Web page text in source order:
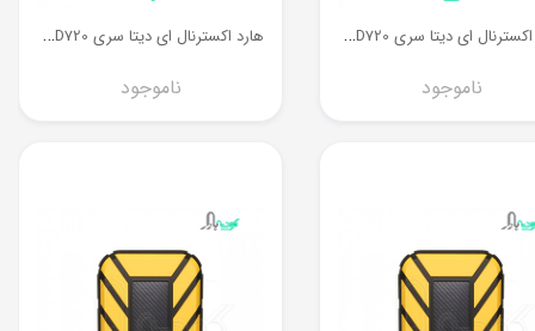
ه
ارد اکسترنال ای دیتا سری HD720 ظرفیت 2 ترابایت
ناموجود
ه
ارد اکسترنال ای دیتا سری HD720 ظرفیت 1 ترابایت
ناموجود